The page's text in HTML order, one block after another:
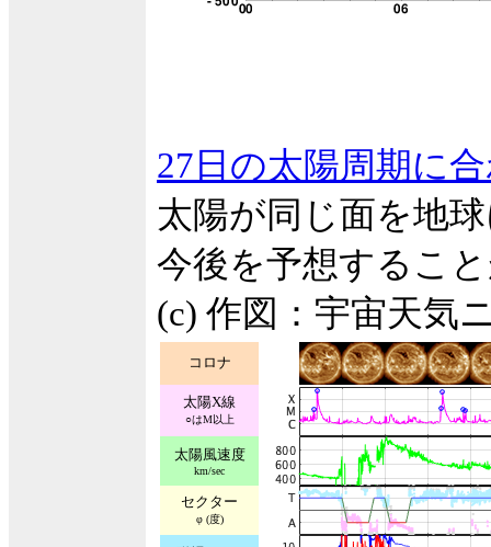
27日の太陽周期に
太陽が同じ面を地
今後を予想するこ
(c) 作図：宇宙天気
コロナ
太陽X線
○はM以上
太陽風速度
km/sec
セクター
φ (度)